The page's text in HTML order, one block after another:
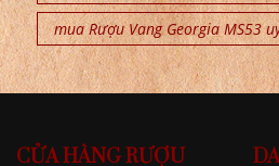
mua Rượu Vang Georgia MS53
CỬA HÀNG RƯỢU